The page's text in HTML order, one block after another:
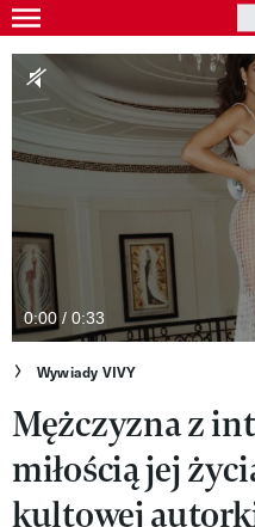
Skip
to
main
content
Gwiazdy
Ludzie
Moda
Styl życia
Kultura
Wideo
Nasze akcje
VIVA!ART
VIVA!MODA
0:00 / 0:33
Wywiady VIVY
Mężczyzna z
miłością jej
kultowej